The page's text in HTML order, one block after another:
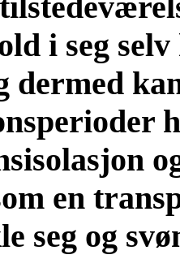
i seg
dermed
en
seg og